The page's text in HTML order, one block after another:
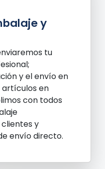
y
tu
y el envío en
artículos en
con todos
y
envío directo.